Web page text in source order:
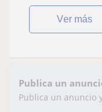
ver más
Publica un
Publica un anuncio